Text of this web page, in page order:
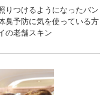
りつけるようになったバン
臭予防に気を使っている方
の老舗スキン